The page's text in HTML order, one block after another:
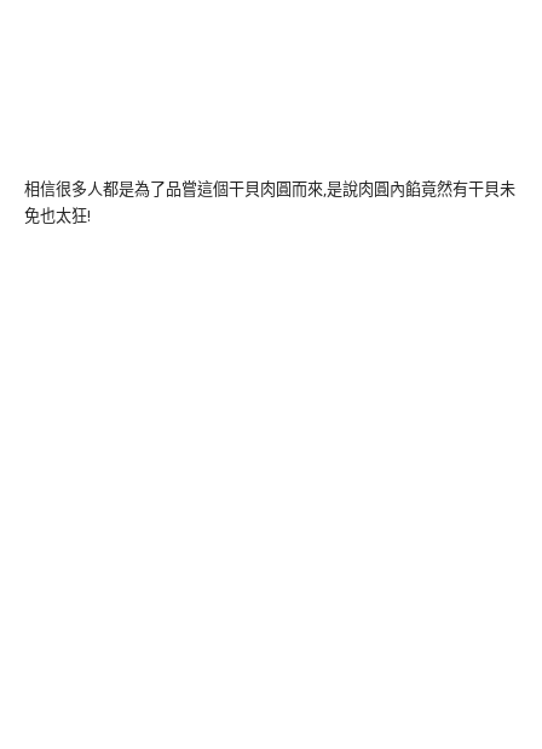
相信很多人都是為了品嘗這個干貝肉圓而來,是說肉圓內餡竟然有干貝未
免也太狂!